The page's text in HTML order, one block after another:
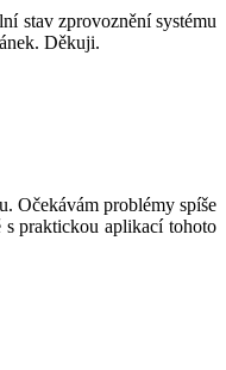
stav zprovoznění systému
Děkuji.
Očekávám problémy spíše
s praktickou aplikací tohoto